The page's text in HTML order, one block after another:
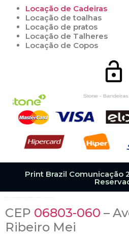
Locação de Cadeiras
Locação de toalhas
Locação de pratos
Locação de Talheres
Locação de Copos
Print Brazil Comunicação
https://www.ruacep.com.br/sp/embu-das-artes/logradouros/ CEP 06803-050 – Rua Alexandrina Bassith
CEP 06803-060 –
Ribeiro Mei